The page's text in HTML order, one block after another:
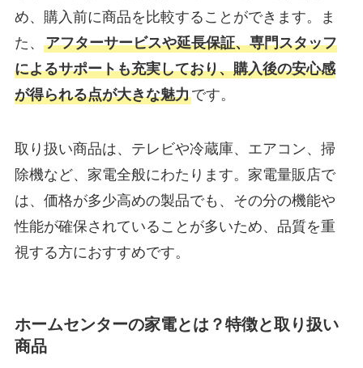
め、購入前に商品を比較することができます。ま
た、 アフターサービスや延長保証、専門スタッフ
によるサポートも充実しており、購入後の安心感
が得られる点が大きな魅力です。
取り扱い商品は、テレビや冷蔵庫、エアコン、掃
除機など、家電全般にわたります。家電量販店で
は、価格が多少高めの製品でも、その分の機能や
性能が確保されていることが多いため、品質を重
視する方におすすめです。
ホームセンターの家電とは？特徴と取り扱い
商品